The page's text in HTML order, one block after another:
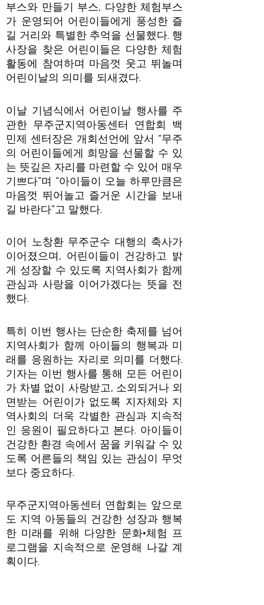
부스와 만들기 부스, 다양한 체험부스
가 운영되어 어린이들에게 풍성한 즐
길 거리와 특별한 추억을 선물했다. 행
사장을 찾은 어린이들은 다양한 체험
활동에 참여하며 마음껏 웃고 뛰놀며
어린이날의 의미를 되새겼다.
이날 기념식에서 어린이날 행사를 주
관한 무주군지역아동센터 연합회 백
민제 센터장은 개회선언에 앞서 “무주
의 어린이들에게 희망을 선물할 수 있
는 뜻깊은 자리를 마련할 수 있어 매우
기쁘다”며 “아이들이 오늘 하루만큼은
마음껏 뛰어놀고 즐거운 시간을 보내
길 바란다”고 말했다.
이어 노창환 무주군수 대행의 축사가
이어졌으며, 어린이들이 건강하고 밝
게 성장할 수 있도록 지역사회가 함께
관심과 사랑을 이어가겠다는 뜻을 전
했다.
특히 이번 행사는 단순한 축제를 넘어
지역사회가 함께 아이들의 행복과 미
래를 응원하는 자리로 의미를 더했다.
기자는 이번 행사를 통해 모든 어린이
가 차별 없이 사랑받고, 소외되거나 외
면받는 어린이가 없도록 지자체와 지
역사회의 더욱 각별한 관심과 지속적
인 응원이 필요하다고 본다. 아이들이
건강한 환경 속에서 꿈을 키워갈 수 있
도록 어른들의 책임 있는 관심이 무엇
보다 중요하다.
무주군지역아동센터 연합회는 앞으로
도 지역 아동들의 건강한 성장과 행복
한 미래를 위해 다양한 문화·체험 프
로그램을 지속적으로 운영해 나갈 계
획이다.